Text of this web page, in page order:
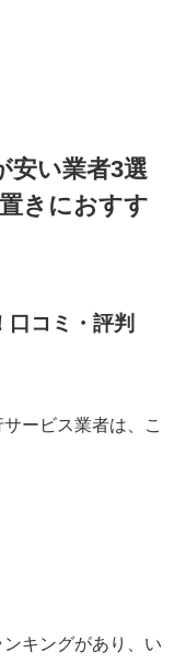
安い業者3選
きにおすす
口コミ・評判
ービス業者は、こ
キングがあり、い